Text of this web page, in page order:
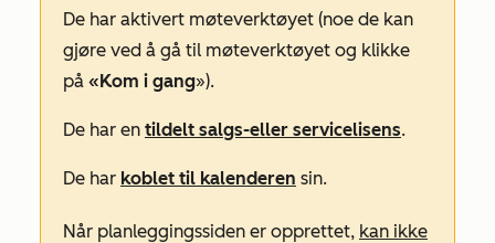
De har aktivert møteverktøyet (noe de kan
gjøre ved å gå til møteverktøyet og klikke
på «Kom i gang»).
De har en tildelt salgs-eller servicelisens.
De har koblet til kalenderen sin.
Når planleggingssiden er opprettet, kan ikke